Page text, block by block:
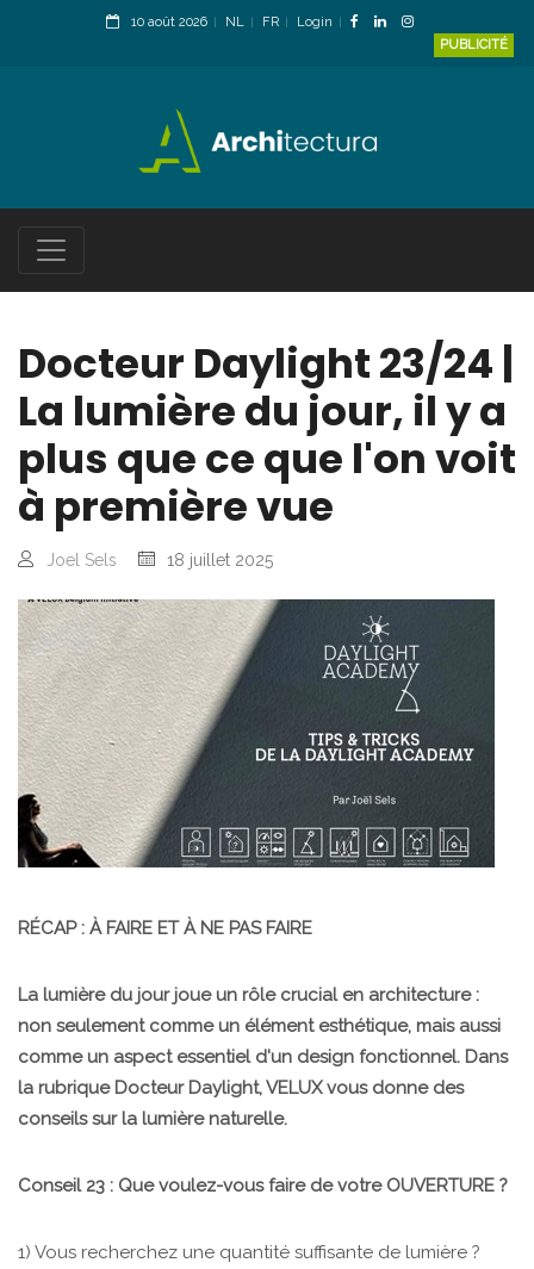
10 août 2026 NL FR
Login
PUBLICITÉ
Docteur Daylight 23/24 |
La lumière du jour, il y a
plus que ce que l'on voit
à première vue
Joel Sels 18 juillet 2025
RÉCAP : À FAIRE ET À NE PAS FAIRE
La lumière du jour joue un rôle crucial en architecture :
non seulement comme un élément esthétique, mais aussi
comme un aspect essentiel d'un design fonctionnel. Dans
la rubrique Docteur Daylight, VELUX vous donne des
conseils sur la lumière naturelle.
Conseil 23 : Que voulez-vous faire de votre OUVERTURE ?
1) Vous recherchez une quantité suffisante de lumière ?